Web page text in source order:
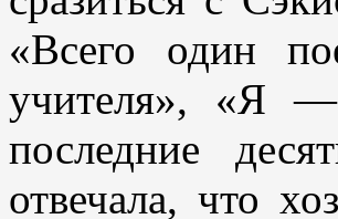
«Всего один
учителя», «Я —
последние
отвечала, что